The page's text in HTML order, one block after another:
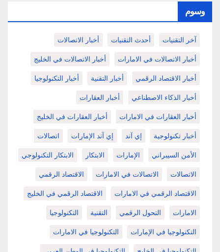
وسوم
آخر التقنيات أحدث التقنيات أخبار الاتصالات
أخبار الاتصالات في الامارات أخبار الاتصالات في الخليج
أخبار الاقتصاد الرقمي أخبار التقنية أخبار التكنولوجيا
أخبار الذكاء الاصطناعي أخبار العقارات
أخبار العقارات في الامارات أخبار العقارات في الخليج
أخبار تكنولوجية إي آند إي آند الإمارات اتصالات
الأمن السيبراني الإمارات الابتكار الابتكار التكنولوجي
الاتصالات الاتصالات في الامارات الاقتصاد الرقمي
الاقتصاد الرقمي في الامارات الاقتصاد الرقمي في الخليج
الامارات التحول الرقمي التقنية التكنولوجيا
التكنولوجيا في الإمارات التكنولوجيا في الامارات